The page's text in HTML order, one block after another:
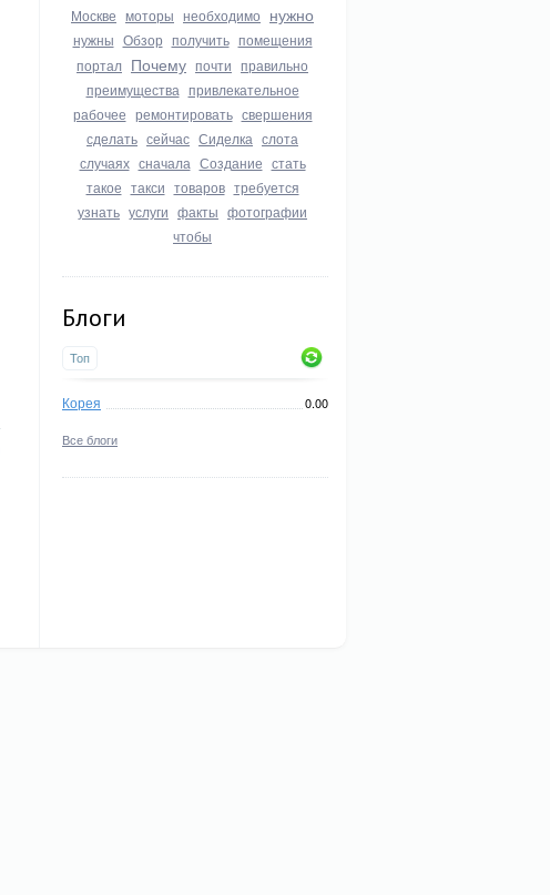
Москве моторы необходимо нужно
нужны Обзор получить помещения
портал Почему почти правильно
преимущества привлекательное
рабочее ремонтировать свершения
сделать сейчас Сиделка слота
случаях сначала Создание стать
такое такси товаров требуется
узнать услуги факты фотографии
чтобы
Блоги
Топ
Корея 0.00
Все блоги